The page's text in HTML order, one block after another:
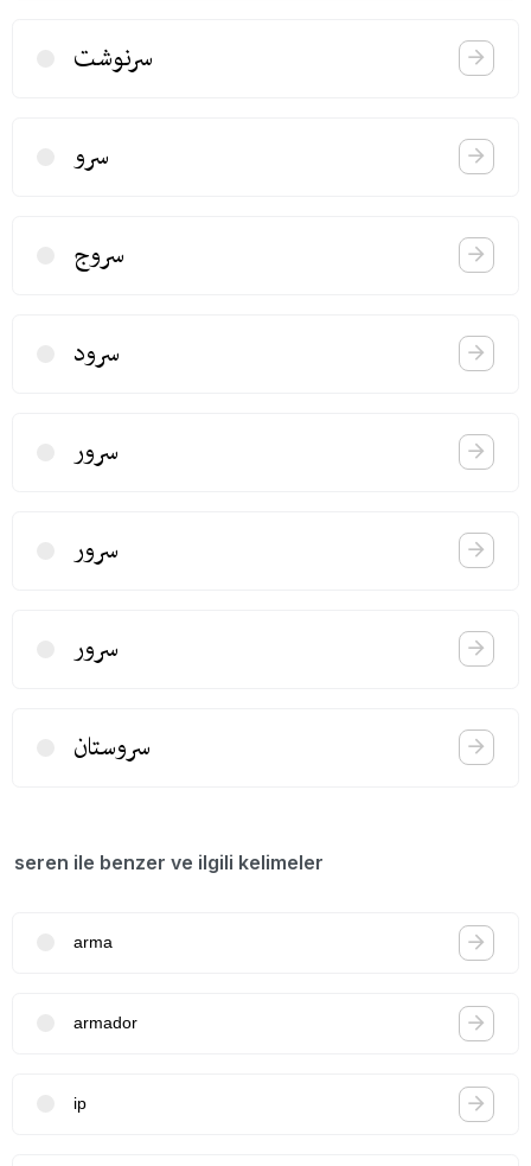
سرنوشت
سرو
سروج
سرود
سرور
سرور
سرور
سروستان
seren ile benzer ve ilgili kelimeler
arma
armador
ip